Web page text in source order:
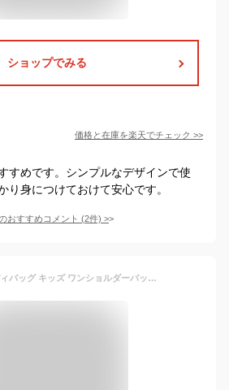
ショップでみる
価格と在庫を楽天でチェック >>
すめです。シンプルなデザインで使
り身につけておけて安心です。
おすすめコメント (2件) >
【送料無料】ボディバッグ キッズ ワンショルダーバッグ 子ども ミリタリー 迷彩 カーキ 紺 ネイビー グレー 黒 ブラック 無地 軽量 小さめ 斜め掛け バッグ 斜めがけ ワン ショルダーバッグ 男の子 男子 メンズ 子供 ジュニア ペットボトル も 入る パパ と お揃い